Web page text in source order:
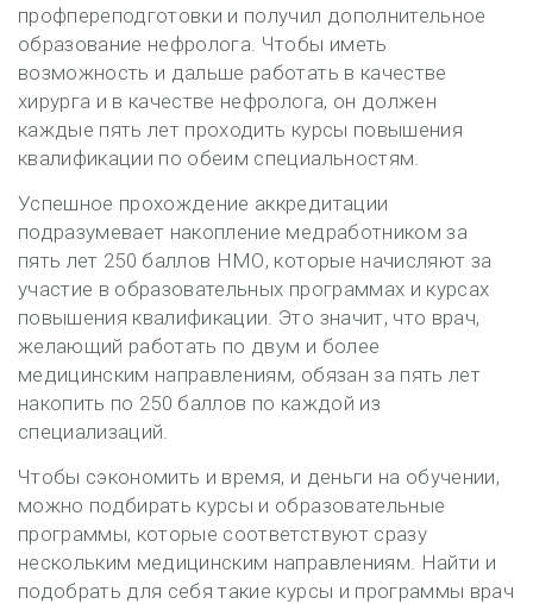
профпереподготовки и получил дополнительное
образование нефролога. Чтобы иметь
возможность и дальше работать в качестве
хирурга и в качестве нефролога, он должен
каждые пять лет проходить курсы повышения
квалификации по обеим специальностям.
Успешное прохождение аккредитации
подразумевает накопление медработником за
пять лет 250 баллов НМО, которые начисляют за
участие в образовательных программах и курсах
повышения квалификации. Это значит, что врач,
желающий работать по двум и более
медицинским направлениям, обязан за пять лет
накопить по 250 баллов по каждой из
специализаций.
Чтобы сэкономить и время, и деньги на обучении,
можно подбирать курсы и образовательные
программы, которые соответствуют сразу
нескольким медицинским направлениям. Найти и
подобрать для себя такие курсы и программы врач